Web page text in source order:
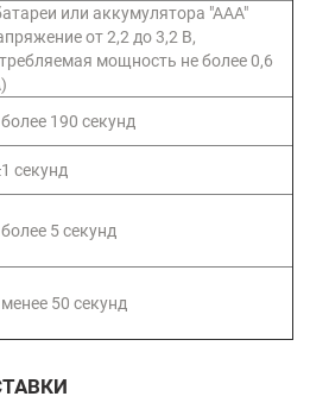
или аккумулятора "ААА"
от 2,2 до 3,2 В,
мощность не более 0,6
190 секунд
секунд
5 секунд
50 секунд